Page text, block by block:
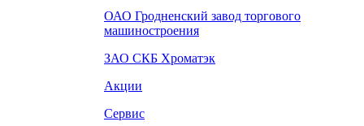
ОАО Гродненский завод торгового
машиностроения
ЗАО СКБ Хроматэк
Акции
Сервис